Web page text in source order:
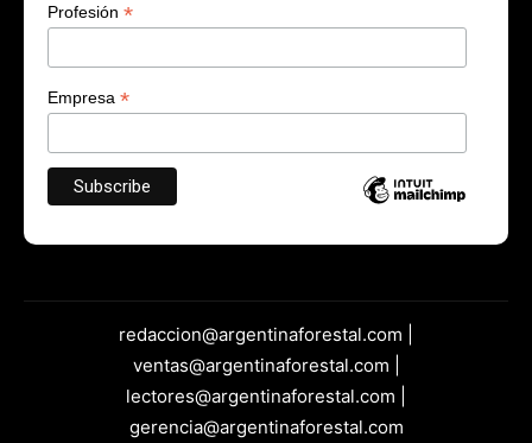
Profesión *
Empresa *
redaccion@argentinaforestal.com |
ventas@argentinaforestal.com |
lectores@argentinaforestal.com |
gerencia@argentinaforestal.com